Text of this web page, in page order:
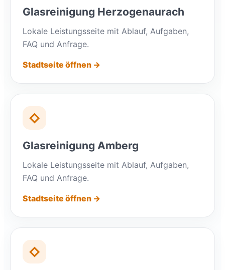
Glasreinigung Herzogenaurach
Lokale Leistungsseite mit Ablauf, Aufgaben,
FAQ und Anfrage.
Stadtseite öffnen →
◇
Glasreinigung Amberg
Lokale Leistungsseite mit Ablauf, Aufgaben,
FAQ und Anfrage.
Stadtseite öffnen →
◇